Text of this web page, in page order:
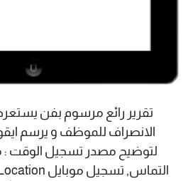
تقرير رائع مرسوم بفن
الانصراف للموظف و يرسم
لتوضيح مصدر تسجيل الوقت :